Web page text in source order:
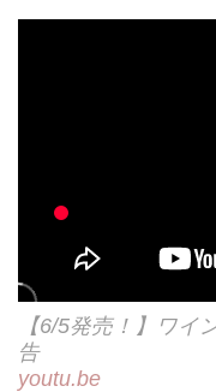
【6/5発売！】ワイ
告
youtu.be